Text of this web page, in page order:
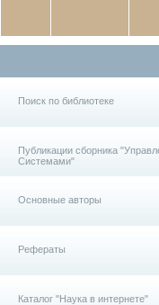
Поиск по библиотеке
Публикации сборника
Системами"
Основные авторы
Рефераты
Каталог "Наука в интернете"